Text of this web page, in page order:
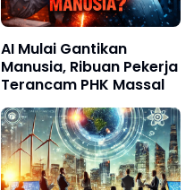
AI Mulai Gantikan
Manusia, Ribuan Pekerja
Terancam PHK Massal